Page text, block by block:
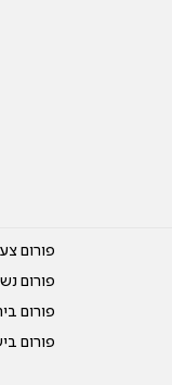
פורום
פורום
פורום
פורום